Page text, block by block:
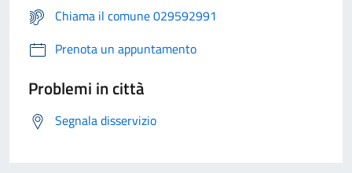
Chiama il comune 029592991
Prenota un appuntamento
Problemi in città
Segnala disservizio